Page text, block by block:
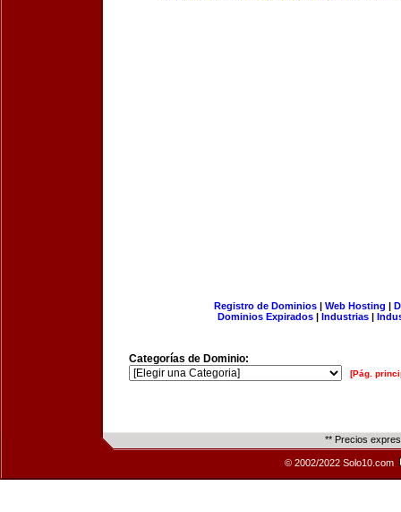
Registro de Dominios| Web Hosting |
Dominios Expirados | Industrias |
Categorías de Dominio:
[Pág.
** Precios
© 2002/2022 Solo10.com